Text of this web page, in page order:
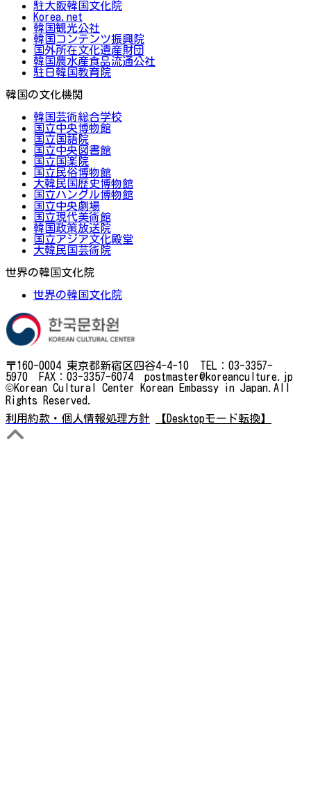
駐大阪韓国文化院
Korea.net
韓国観光公社
韓国コンテンツ振興院
国外所在文化遺産財団
韓国農水産食品流通公社
駐日韓国教育院
韓国の文化機関
韓国芸術総合学校
国立中央博物館
国立国語院
国立中央図書館
国立国楽院
国立民俗博物館
大韓民国歴史博物館
国立ハングル博物館
国立中央劇場
国立現代美術館
韓国政策放送院
国立アジア文化殿堂
大韓民国芸術院
世界の韓国文化院
世界の韓国文化院
〒160-0004 東京都新宿区四谷4-4-10 TEL：03-3357-
5970 FAX：03-3357-6074 postmaster@koreanculture.jp
©Korean Cultural Center Korean Embassy in Japan.All
Rights Reserved.
利用約款・個人情報処理方針
【Desktopモード転換】